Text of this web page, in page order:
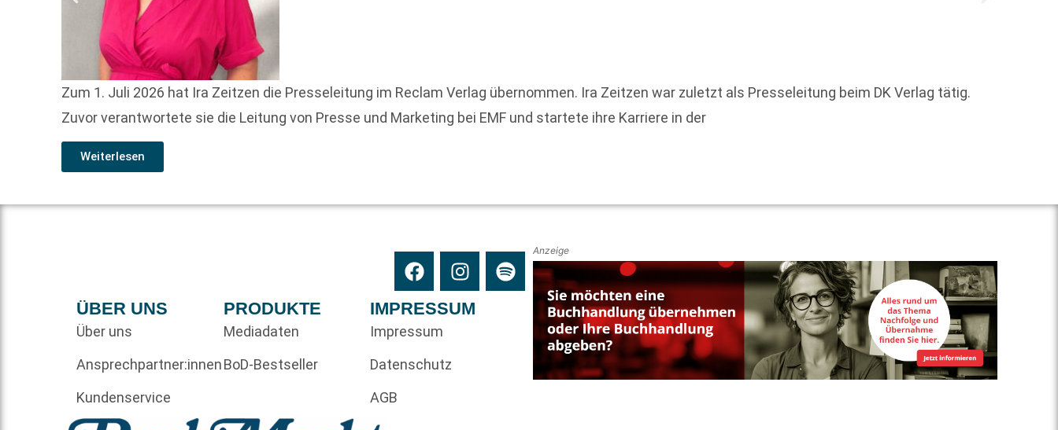
Zum 1. Juli 2026 hat Ira Zeitzen die Presseleitung im Reclam Verlag übernommen. Ira Zeitzen war zuletzt als Presseleitung beim DK Verlag tätig.
Zuvor verantwortete sie die Leitung von Presse und Marketing bei EMF und startete ihre Karriere in der
Weiterlesen
ÜBER UNS
Über uns
Ansprechpartner:innen
Kundenservice
PRODUKTE
Mediadaten
BoD-Bestseller
IMPRESSUM
Impressum
Datenschutz
AGB
Anzeige